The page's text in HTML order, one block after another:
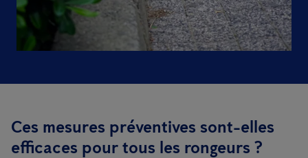
Ces mesures préventives sont-elles
efficaces pour tous les rongeurs ?